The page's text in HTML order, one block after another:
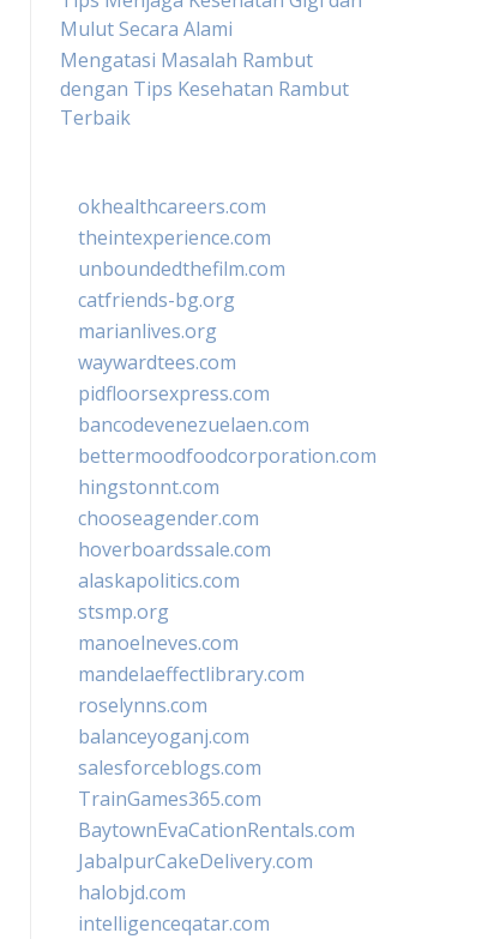
Mulut Secara Alami
Mengatasi Masalah Rambut
dengan Tips Kesehatan Rambut
Terbaik
okhealthcareers.com
theintexperience.com
unboundedthefilm.com
catfriends-bg.org
marianlives.org
waywardtees.com
pidfloorsexpress.com
bancodevenezuelaen.com
bettermoodfoodcorporation.com
hingstonnt.com
chooseagender.com
hoverboardssale.com
alaskapolitics.com
stsmp.org
manoelneves.com
mandelaeffectlibrary.com
roselynns.com
balanceyoganj.com
salesforceblogs.com
TrainGames365.com
BaytownEvaCationRentals.com
JabalpurCakeDelivery.com
halobjd.com
intelligenceqatar.com